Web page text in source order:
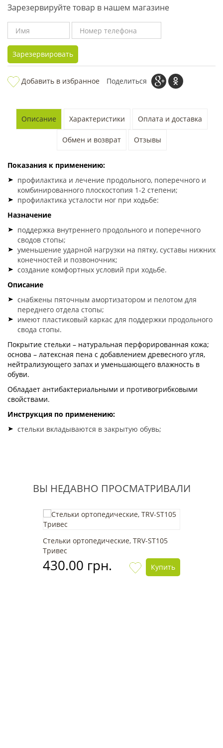
Зарезервируйте товар в нашем магазине
Зарезервировать
Добавить в избранное Поделиться
Описание Характеристики Оплата и доставка
Обмен и возврат Отзывы
Показания к применению:
профилактика и лечение продольного, поперечного и
комбинированного плоскостопия 1-2 степени;
профилактика усталости ног при ходьбе:
Назначение
поддержка внутреннего продольного и поперечного
сводов стопы;
уменьшение ударной нагрузки на пятку, суставы нижних
конечностей и позвоночник;
создание комфортных условий при ходьбе.
Описание
снабжены пяточным амортизатором и пелотом для
переднего отдела стопы;
имеют пластиковый каркас для поддержки продольного
свода стопы.
Покрытие стельки – натуральная перфорированная кожа;
основа – латексная пена с добавлением древесного угля,
нейтрализующего запах и уменьшающего влажность в
обуви.
Обладает антибактериальными и противогрибковыми
свойствами.
Инструкция по применению:
стельки вкладываются в закрытую обувь;
ВЫ НЕДАВНО ПРОСМАТРИВАЛИ
Стельки ортопедические, TRV-ST105
Тривес
430.00 грн. Купить